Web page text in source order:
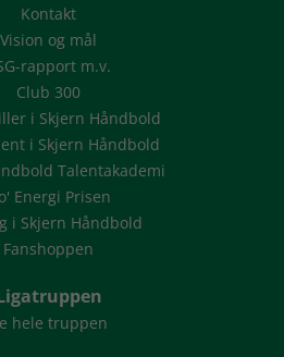
Kontakt
Vision og mål
rapport m.v.
Club 300
i Skjern Håndbold
i Skjern Håndbold
Talentakademi
Energi Prisen
i Skjern Håndbold
Fanshoppen
hele truppen